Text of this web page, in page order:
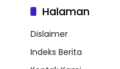
Halaman
Dislaimer
Indeks Berita